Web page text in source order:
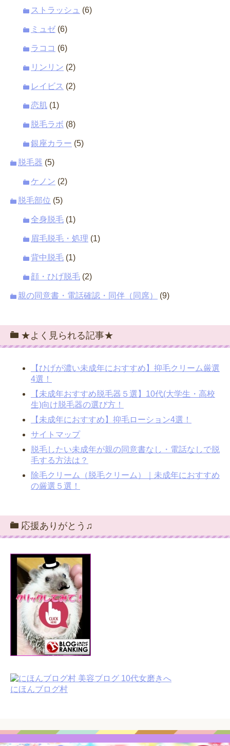
ストラッシュ (6)
ミュゼ (6)
ラココ (6)
リンリン (2)
レイビス (2)
恋肌 (1)
脱毛ラボ (8)
銀座カラー (5)
脱毛器 (5)
ケノン (2)
脱毛部位 (5)
全身脱毛 (1)
眉毛脱毛・処理 (1)
背中脱毛 (1)
顔・ひげ脱毛 (2)
親の同意書・電話確認・同伴（同席） (9)
★よく見られる記事★
【ひげが濃い未成年におすすめ】抑毛クリーム厳選
4選！
【未成年おすすめ脱毛器５選】10代(大学生・高校
生)向け脱毛器の選び方！
【未成年におすすめ】抑毛ローション4選！
サイトマップ
脱毛したい未成年が親の同意書なし・電話なしで脱
毛する方法は？
除毛クリーム（脱毛クリーム）｜未成年におすすめ
の厳選５選！
応援ありがとう♫
にほんブログ村